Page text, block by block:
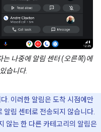
나중에 알림 센터 (오른쪽)에
습니다.
. 이러한 알림은 도착 시점에만
알림 센터로 전송되지 않습니다.
않는 한 다른 카테고리의 알림은